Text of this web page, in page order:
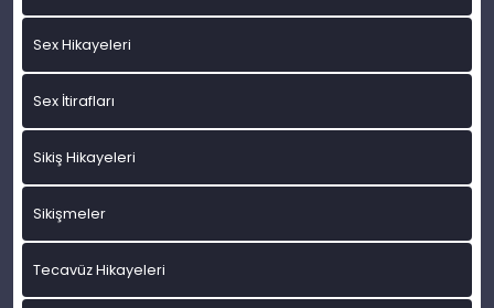
Sex Hikayeleri
Sex İtirafları
Sikiş Hikayeleri
Sikişmeler
Tecavüz Hikayeleri